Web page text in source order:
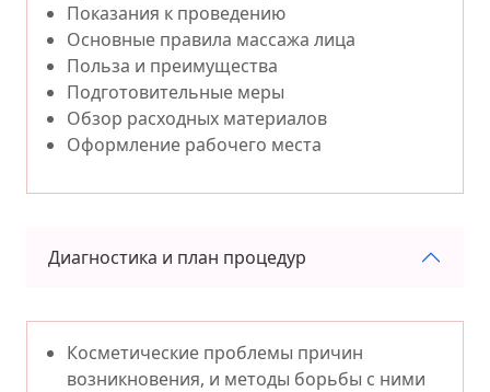
Показания к проведению
Основные правила массажа лица
Польза и преимущества
Подготовительные меры
Обзор расходных материалов
Оформление рабочего места
Диагностика и план процедур
Косметические проблемы причин
возникновения, и методы борьбы с ними